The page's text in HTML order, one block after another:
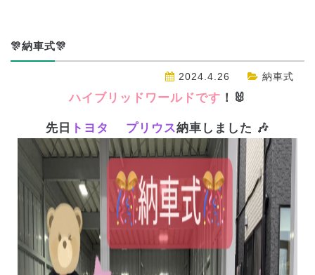
🎊納車式🎊
2024.4.26 納車式
ハイブリッドワールドです ！🐰
先日 トヨタ プリウス納車しました 🎶